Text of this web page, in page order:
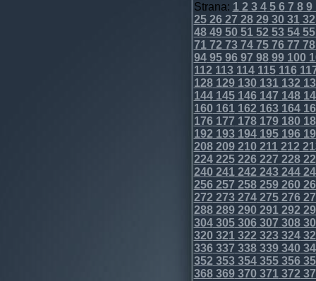
Strana: 12 34567 89
252627 2829303132
4849505152 535455
7172 7374757677 78
94959697 9899100
112 113114115116
128129130131132
144145146147 148
160161162 163164
176177 178179180
192 193194195196
208209210211212
224225226227 228
240241242 243244
256257 258259260
272 273274275276
288289290291292
304305306307 308
320321322 323324
336337 338339340
352 353354355356
368369370371372